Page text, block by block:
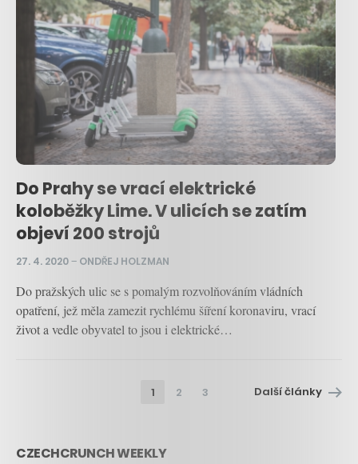
Do Prahy se vrací elektrické
koloběžky Lime. V ulicích se zatím
objeví 200 strojů
27. 4. 2020– ONDŘEJ HOLZMAN
Do pražských ulic se s pomalým rozvolňováním vládních
opatření, jež měla zamezit rychlému šíření koronaviru, vrací
život a vedle obyvatel to jsou i elektrické…
1 2 3 Další články
CZECHCRUNCH WEEKLY